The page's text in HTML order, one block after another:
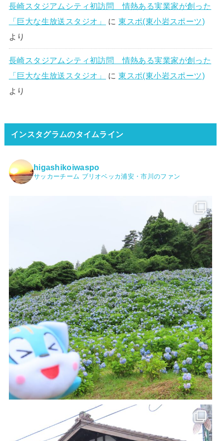
長崎スタジアムシティ初訪問 情熱ある実業家が創った
「巨大な生放送スタジオ」
に東スポ(東小岩スポーツ)
より
長崎スタジアムシティ初訪問 情熱ある実業家が創った
「巨大な生放送スタジオ」
に東スポ(東小岩スポーツ)
より
インスタグラムのタイムライン
higashikoiwaspo
サッカーチーム ブリオベッカ浦安・市川のファン